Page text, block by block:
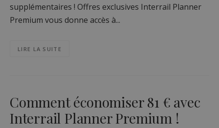
supplémentaires ! Offres exclusives Interrail Planner
Premium vous donne accès à...
LIRE LA SUITE
Comment économiser 81 € avec
Interrail Planner Premium !